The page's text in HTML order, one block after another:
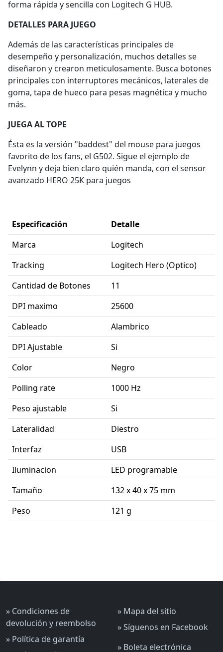
forma rápida y sencilla con Logitech G HUB.
DETALLES PARA JUEGO
Además de las características principales de
desempeño y personalización, muchos detalles se
diseñaron y crearon meticulosamente. Busca botones
principales con interruptores mecánicos, laterales de
goma, tapa de hueco para pesas magnética y mucho
más.
JUEGA AL TOPE
Ésta es la versión "baddest" del mouse para juegos
favorito de los fans, el G502. Sigue el ejemplo de
Evelynn y deja bien claro quién manda, con el sensor
avanzado HERO 25K para juegos
Especificación
Detalle
Marca
Logitech
Tracking
Logitech Hero (Optico)
Cantidad de Botones
11
DPI maximo
25600
Cableado
Alambrico
DPI Ajustable
Si
Color
Negro
Polling rate
1000 Hz
Peso ajustable
Si
Lateralidad
Diestro
Interfaz
USB
Iluminacion
LED programable
Tamaño
132 x 40 x 75 mm
Peso
121 g
» Condiciones de
devolución y reembolso
» Política de garantía
» Mapa del sitio
» Síguenos en Facebook
» Boleta electrónica